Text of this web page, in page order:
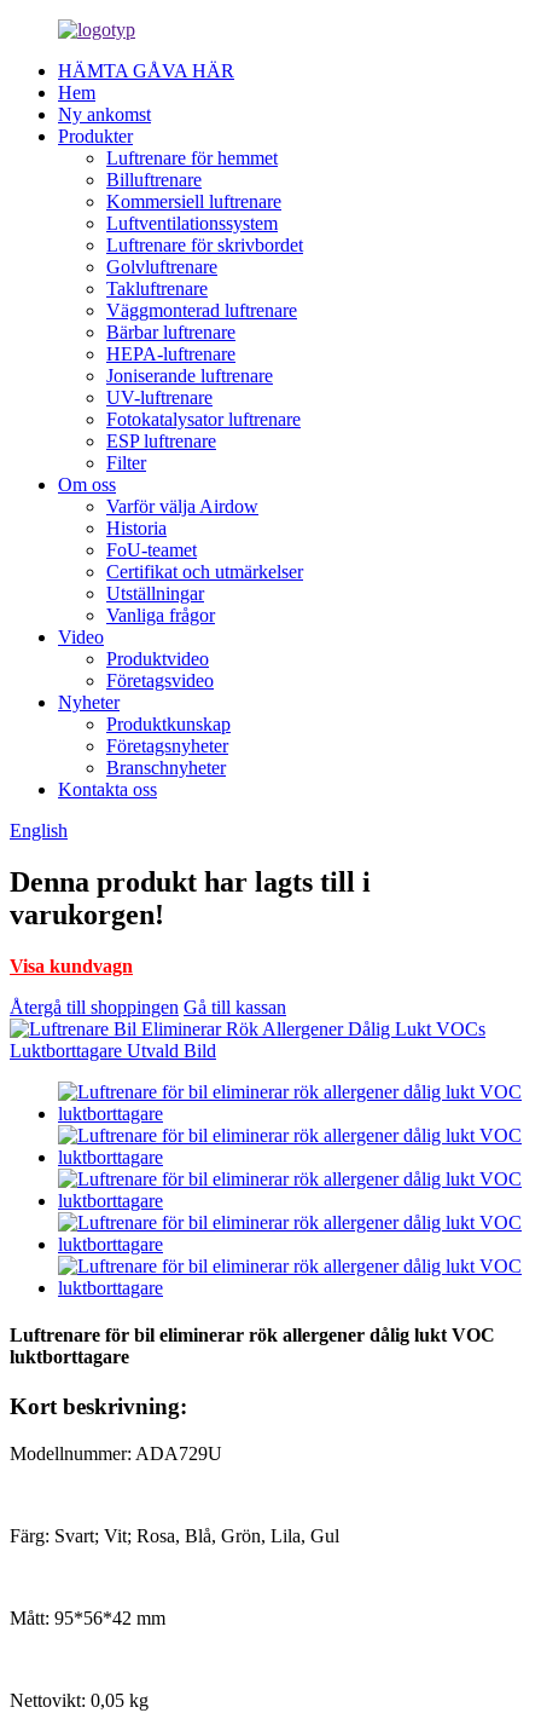
HÄMTA GÅVA HÄR
Hem
Ny ankomst
Produkter
Luftrenare för hemmet
Billuftrenare
Kommersiell luftrenare
Luftventilationssystem
Luftrenare för skrivbordet
Golvluftrenare
Takluftrenare
Väggmonterad luftrenare
Bärbar luftrenare
HEPA-luftrenare
Joniserande luftrenare
UV-luftrenare
Fotokatalysator luftrenare
ESP luftrenare
Filter
Om oss
Varför välja Airdow
Historia
FoU-teamet
Certifikat och utmärkelser
Utställningar
Vanliga frågor
Video
Produktvideo
Företagsvideo
Nyheter
Produktkunskap
Företagsnyheter
Branschnyheter
Kontakta oss
English
Denna produkt har lagts till i
varukorgen!
Visa kundvagn
Återgå till shoppingen Gå till kassan
Luftrenare för bil eliminerar rök allergener dålig lukt VOC
luktborttagare
Kort beskrivning:
Modellnummer: ADA729U
Färg: Svart; Vit; Rosa, Blå, Grön, Lila, Gul
Mått: 95*56*42 mm
Nettovikt: 0,05 kg